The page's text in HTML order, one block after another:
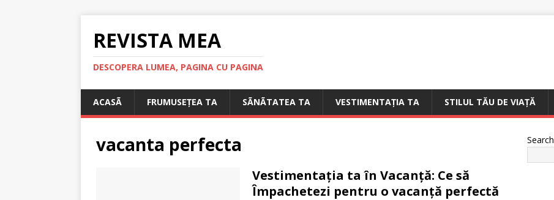
REVISTA MEA
DESCOPERA LUMEA, PAGINA CU PAGINA
ACASÃ FRUMUSEȚEA TA SÃNÃTATEA TA VESTIMENTAȚIA TA STILUL TĂU DE VIAȚĂ
vacanta perfecta
Vestimentația ta în Vacanță: Ce să
Împachetezi pentru o vacanță perfectă
Search